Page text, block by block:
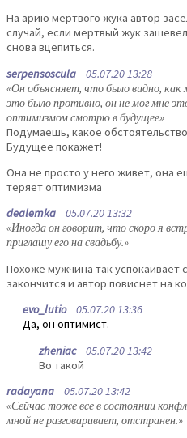
На арию мертвого жука автор
случай, если мертвый жук
снова вцепиться.
serpensoscula 05.07.20 13:28
«Он объясняет, что было видно,
это было противно, он не мог мне
оптимизмом смотрю в будущее»
Подумаешь, какое
Будущее покажет!
Она не просто у него живет, она
теряет оптимизма
dealemka 05.07.20 13:32
«Иногда он говорит, что скоро я
приглашу его на свадьбу.»
Похоже мужчина так успокаивает
закончится и автор повиснет на
evo_lutio05.07.20 13:36
Да, он оптимист.
zheniac05.07.20 13:42
Во такой
radayana 05.07.20 13:42
«Сейчас тоже все в состоянии
мной не разговаривает, отстранен.»